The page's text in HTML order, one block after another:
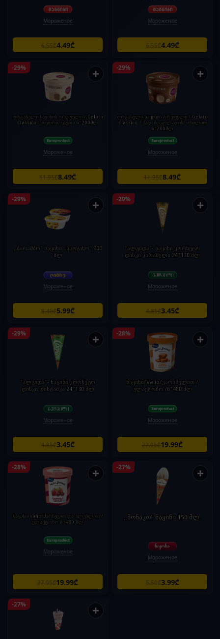
Мороженое
6.55₾4.49₾
Мороженое
6.55₾4.49₾
-29% +
ორგანული ნაყინის ტრუფელი / Gelato
Classico / თეთრი, ყავით 6*200მლ
Мороженое
11.95₾8.49₾
-29% +
ორგანული ნაყინის ტრუფელი / Gelato
Classico / შავი შოკოლადის, თხილით
6*200მლ
Мороженое
11.95₾8.49₾
-29% +
„ბარამბო" ნაყინი „საოჯახო“ 900
მლ
Мороженое
8.40₾5.99₾
-29% +
"ალგიდა"- ნაყინი კორნეტო
დისკი კარამელი 24*130 მლ
Мороженое
4.85₾3.45₾
-29% +
"ალგიდა"- ნაყინი კორნეტო
დისკი ფისტაშკა 24*130 მლ
Мороженое
4.85₾3.45₾
-28% +
ნაყინი/Valio/კარამელით /
ულაქტოზო /6*480 მლ
Мороженое
27.95₾19.99₾
-28% +
ნაყინი/Valio/მარწყვით და ალუბლით /
ულაქტოზო 6*480 მლ
Мороженое
27.95₾19.99₾
-27% +
„მონაკო“ ნაყინი 150 მლ.
Мороженое
5.50₾3.99₾
-27% +